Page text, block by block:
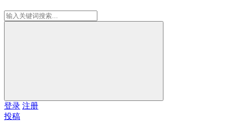
登录 注册
投稿